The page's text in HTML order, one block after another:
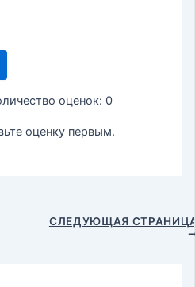
оценок: 0
оценку первым.
СЛЕДУЮЩАЯ